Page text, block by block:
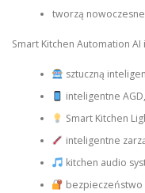
tworzą
Smart Kitchen Automation AI
sztuczną
inteligentne AGD,
Smart Kitchen
inteligentne
kitchen audio
bezpieczeństwo